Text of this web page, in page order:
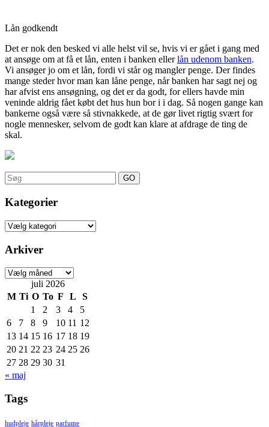
Lån godkendt
Det er nok den besked vi alle helst vil se, hvis vi er gået i gang med
at ansøge om at få et lån, enten i banken ellerlån udenom banken.
Vi ansøger jo om et lån, fordi vi står og mangler penge. Der findes
mange steder hvor man kan låne penge, når banken har sagt nej og
har afvist ens ansøgning, og det er da godt, for ellers havde min
veninde aldrig fået købt det hus hun bor i i dag. Så nogen gange kan
bankerne også være så stivnakkede, at de gør livet rigtig svært for
nogle mennesker, selvom de godt kan klare at afdrage de ting de
skal.
Search
for:
Kategorier
Kategorier
Arkiver
Arkiver
juli 2026
M Ti O To F L
S
1
2 3 4
5
6
7 8 9 10 11 12
13 14 15 16 17 18 19
20 21 22 23 24 25 26
27 28 29 30 31
« maj
Tags
hudpleje hårpleje parfume